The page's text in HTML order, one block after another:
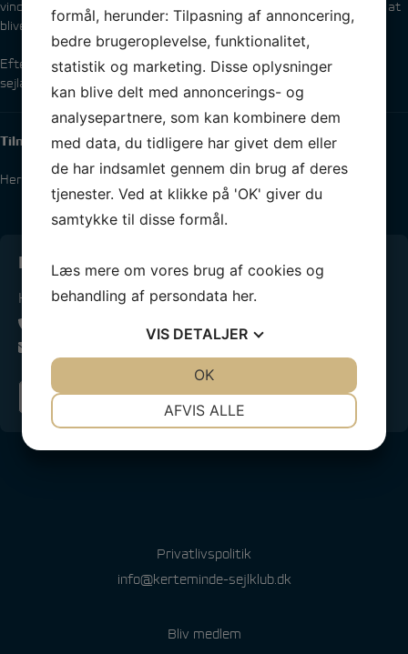
vinde, men også at hjælpe alle – erfarne og knap så erfarne – om at
blive dygtigere og dyrke kammeratskabet i klassen.
Efter sejladserne kommer der servering via en foodtruck og
sejladssnak i klubhuset.
Tilmelding til aftensejladser sker gennemManage2Sail
Her findes også Notice Of Race og Sailing Instructions
Kontakt os
Kerteminde Sejlklub
Bliv medlem
Privatlivspolitik
info@kerteminde-sejlklub.dk
Bliv medlem
formål, herunder: Tilpasning af annoncering,
bedre brugeroplevelse, funktionalitet,
statistik og marketing. Disse oplysninger
kan blive delt med annoncerings- og
analysepartnere, som kan kombinere dem
med data, du tidligere har givet dem eller
de har indsamlet gennem din brug af deres
tjenester. Ved at klikke på 'OK' giver du
samtykke til disse formål.
Læs mere om vores brug af cookies og
behandling af persondata her.
VIS DETALJER
AFVIS ALLE
OK